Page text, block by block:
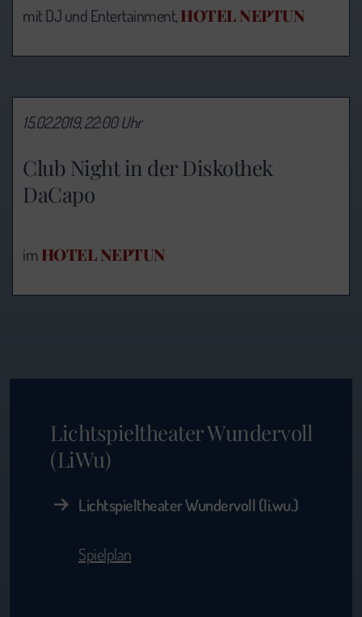
mit DJ und Entertainment,HOTEL NEPTUN
Club Night in der Diskothek
DaCapo
15.02.2019, 22:00 Uhr
imHOTEL NEPTUN
Lichtspieltheater Wundervoll
(LiWu)
Lichtspieltheater Wundervoll (li.wu.)
Spielplan